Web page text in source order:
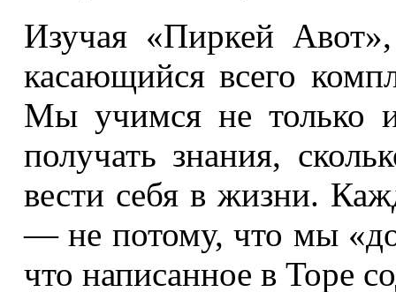
Изучая «Пиркей
касающийся всего
Мы учимся не только
получать знания,
вести себя в жизни.
— не потому, что мы
что написанное в Торе